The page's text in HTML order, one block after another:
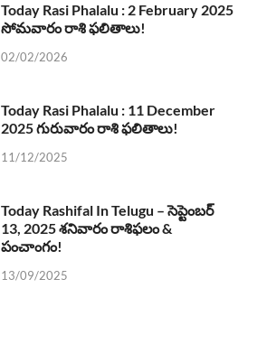
Today Rasi Phalalu : 2 February 2025
సోమవారం రాశి ఫలితాలు!
02/02/2026
Today Rasi Phalalu : 11 December
2025 గురువారం రాశి ఫలితాలు!
11/12/2025
Today Rashifal In Telugu – సెప్టెంబర్
13, 2025 శనివారం రాశిఫలం &
పంచాంగం!
13/09/2025